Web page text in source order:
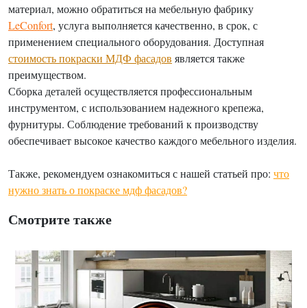
материал, можно обратиться на мебельную фабрику
LeConfort, услуга выполняется качественно, в срок, с
применением специального оборудования. Доступная
стоимость покраски МДФ фасадов является также
преимуществом.
Сборка деталей осуществляется профессиональным
инструментом, с использованием надежного крепежа,
фурнитуры. Соблюдение требований к производству
обеспечивает высокое качество каждого мебельного изделия.
Также, рекомендуем ознакомиться с нашей статьей про: что
нужно знать о покраске мдф фасадов?
Смотрите также